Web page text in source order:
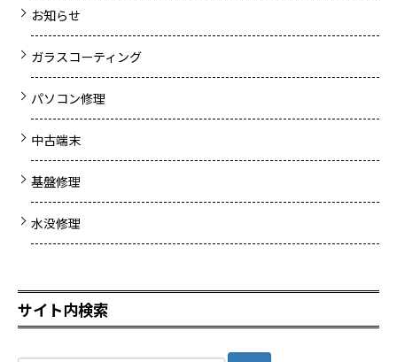
お知らせ
ガラスコーティング
パソコン修理
中古端末
基盤修理
水没修理
サイト内検索